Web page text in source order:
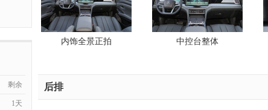
剩余
1天
内饰全景正拍 中控台整体
后排